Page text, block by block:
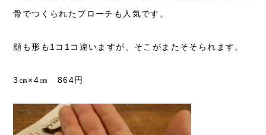
骨でつくられたブローチも人気です。
顔も形も1コ1コ違いますが、そこがまたそそられます。
3㎝×4㎝ 864円